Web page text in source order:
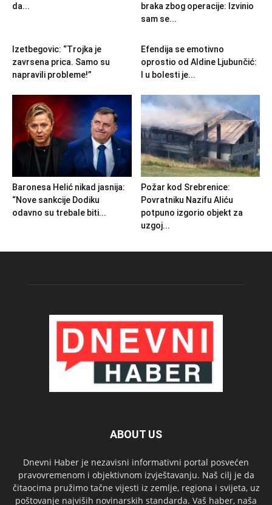
da...
braka zbog operacije: Izvinio
sam se...
Izetbegovic: “Trojka je
zavrsena prica. Samo su
napravili probleme!”
Efendija se emotivno
oprostio od Aldine Ljubunčić:
I u bolesti je...
Baronesa Helić nikad jasnija:
“Nove sankcije Dodiku
odavno su trebale biti...
Požar kod Srebrenice:
Povratniku Nazifu Aliću
potpuno izgorio objekt za
uzgoj...
ABOUT US
Dnevni Haber je nezavisni informativni portal posvećen
pravovremenom i objektivnom izvještavanju. Naš cilj je da
čitaocima pružimo tačne vijesti iz zemlje, regiona i svijeta, uz
poštovanje najviših novinarskih standarda. Vaš haber, naša